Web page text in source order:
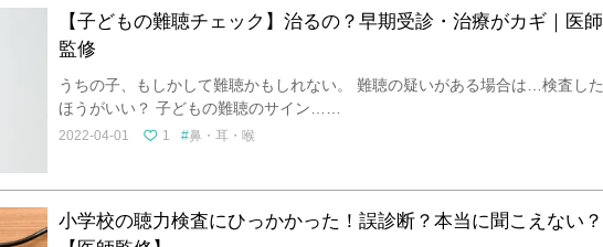
【子どもの難聴チェック】治るの？早期受診・治療がカギ｜医師
監修
うちの子、もしかして難聴かもしれない。 難聴の疑いがある場合は…検査した
ほうがいい？ 子どもの難聴のサイン……
2022-04-01 1 鼻・耳・喉
小学校の聴力検査にひっかかった！誤診断？本当に聞こえない？